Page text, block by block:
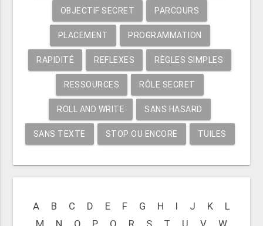
OBJECTIF SECRET PARCOURS
PLACEMENT PROGRAMMATION
RAPIDITÉ REFLEXES RÈGLES SIMPLES
RESSOURCES RÔLE SECRET
ROLL AND WRITE SANS HASARD
SANS TEXTE STOP OU ENCORE TUILES
A B C D E F G H I J K
L